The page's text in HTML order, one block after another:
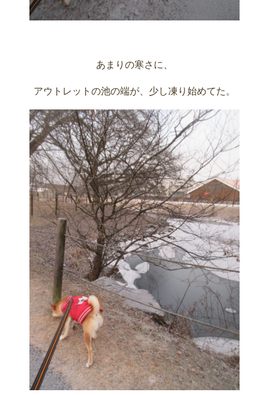
あまりの寒さに、
アウトレットの池の端が、少し凍り始めてた。